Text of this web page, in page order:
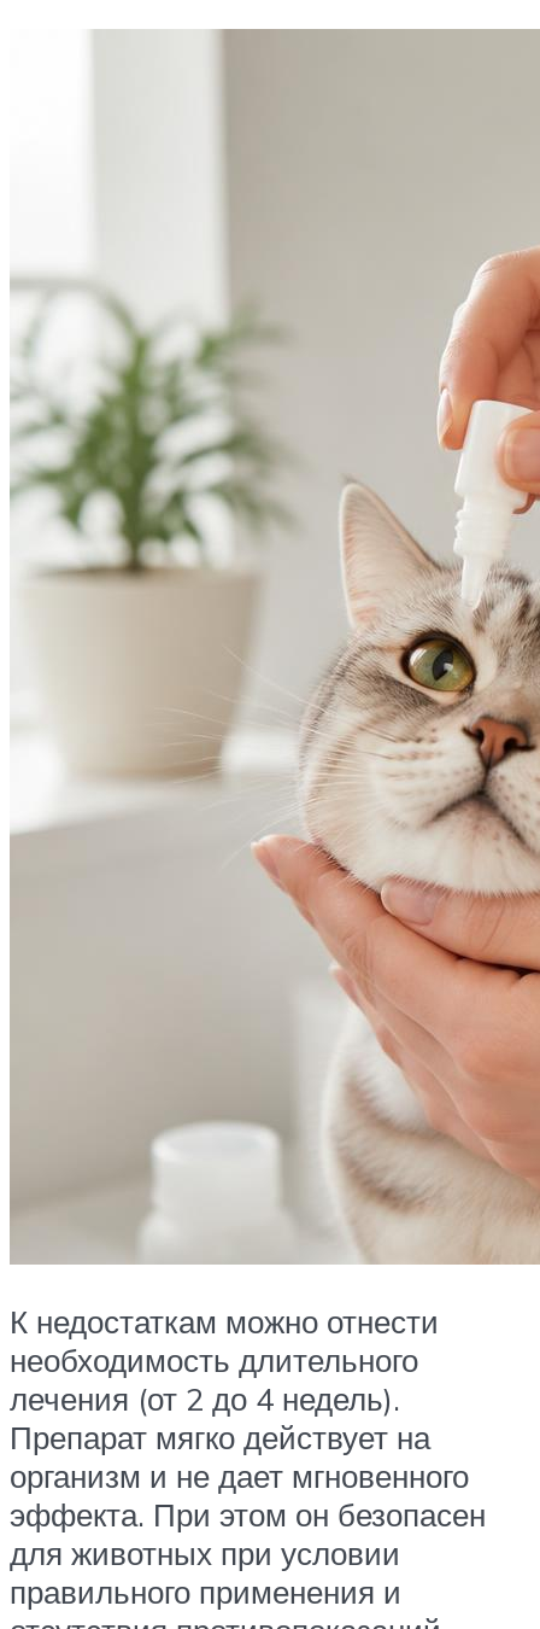
К недостаткам можно отнести
необходимость длительного
лечения (от 2 до 4 недель).
Препарат мягко действует на
организм и не дает мгновенного
эффекта. При этом он безопасен
для животных при условии
правильного применения и